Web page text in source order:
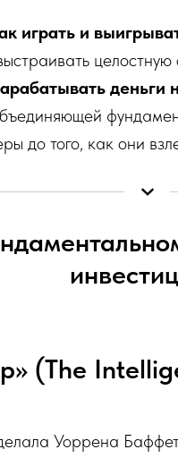
играть и
деньги
до того, как они
(The
Уоррена